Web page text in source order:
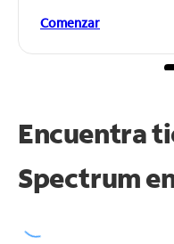
Comenzar
Encuentra
Spectrum